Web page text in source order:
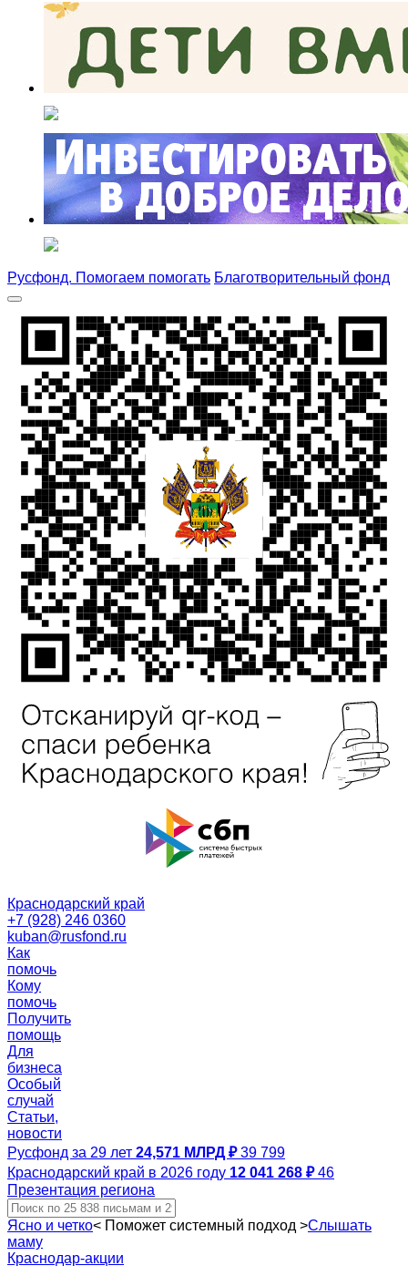
Русфонд. Помогаем помогать Благотворительный фонд
Краснодарский край
+7 (928) 246 0360
kuban@rusfond.ru
Как
помочь
Кому
помочь
Получить
помощь
Для
бизнеса
Особый
случай
Статьи,
новости
Русфонд за 29 лет 24,571 МЛРД ₽ 39 799
Краснодарский край в 2026 году 12 041 268 ₽ 46
Презентация региона
Ясно и четко< Поможет системный подход >Слышать
маму
Краснодар-акции